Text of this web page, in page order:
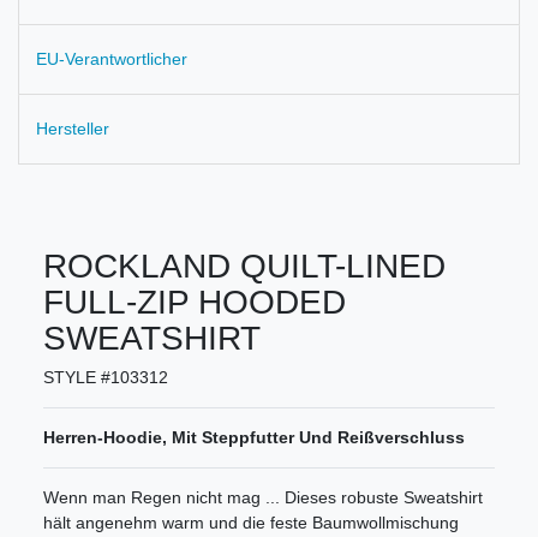
EU-Verantwortlicher
Hersteller
ROCKLAND QUILT-LINED
FULL-ZIP HOODED
SWEATSHIRT
STYLE #103312
Herren-Hoodie, Mit Steppfutter Und Reißverschluss
Wenn man Regen nicht mag ... Dieses robuste Sweatshirt
hält angenehm warm und die feste Baumwollmischung